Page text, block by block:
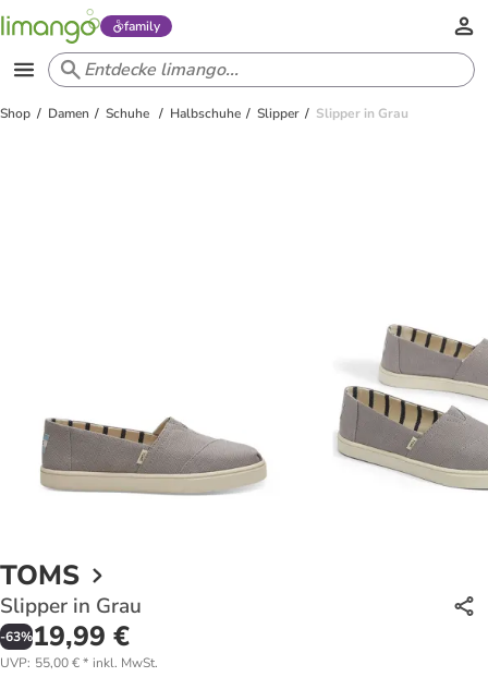
family
Shop Damen Schuhe Halbschuhe Slipper Slipper in Grau
TOMS
Slipper in Grau
-63%19,99 €
UVP: 55,00 €* inkl. MwSt.